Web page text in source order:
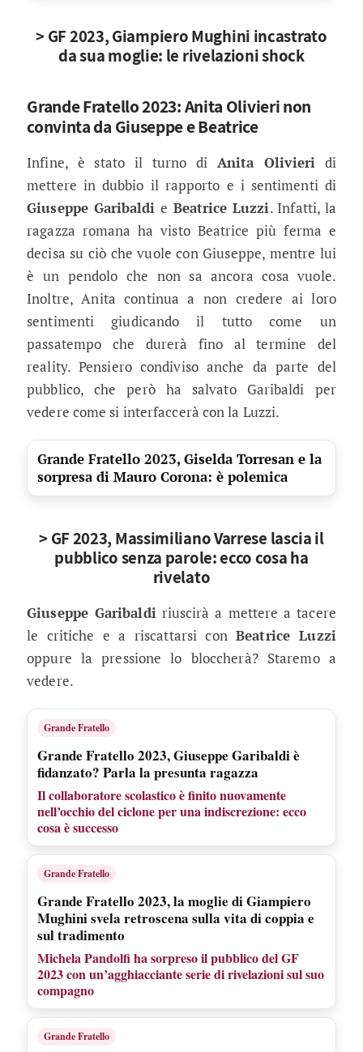
> GF 2023, Giampiero Mughini incastrato
da sua moglie: le rivelazioni shock
Grande Fratello 2023: Anita Olivieri non
convinta da Giuseppe e Beatrice
Infine, è stato il turno di Anita Olivieridi
mettere in dubbio il rapporto e i sentimenti di
Giuseppe Garibaldi e Beatrice Luzzi. Infatti, la
ragazza romana ha visto Beatrice più ferma e
decisa su ciò che vuole con Giuseppe, mentre lui
è un pendolo che non sa ancora cosa vuole.
Inoltre, Anita continua a non credere ai loro
sentimenti giudicando il tutto come un
passatempo che durerà fino al termine del
reality. Pensiero condiviso anche da parte del
pubblico, che però ha salvato Garibaldi per
vedere come si interfaccerà con la Luzzi.
Grande Fratello 2023, Giselda Torresan e la
sorpresa di Mauro Corona: è polemica
> GF 2023, Massimiliano Varrese lascia il
pubblico senza parole: ecco cosa ha
rivelato
Giuseppe Garibaldiriuscirà a mettere a tacere
le critiche e a riscattarsi conBeatrice Luzzi
oppure la pressione lo bloccherà? Staremo a
vedere.
Grande Fratello
Grande Fratello 2023, Giuseppe Garibaldi è
fidanzato? Parla la presunta ragazza
Il collaboratore scolastico è finito nuovamente
nell’occhio del ciclone per una indiscrezione: ecco
cosa è successo
Grande Fratello
Grande Fratello 2023, la moglie di Giampiero
Mughini svela retroscena sulla vita di coppia e
sul tradimento
Michela Pandolfi ha sorpreso il pubblico del GF
2023 con un’agghiacciante serie di rivelazioni sul suo
compagno
Grande Fratello